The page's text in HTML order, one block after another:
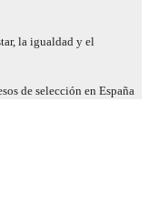
la igualdad y el
de selección en España